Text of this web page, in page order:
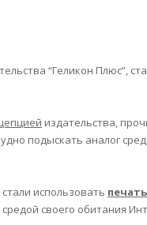
“Геликон Плюс”,
издательства,
подыскать аналог
использовать
своего обитания